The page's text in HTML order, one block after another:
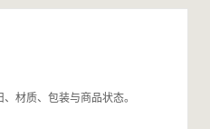
材质、包装与商品状态。